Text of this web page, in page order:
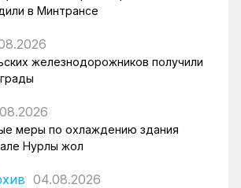
в Минтрансе
железнодорожников получили
меры по охлаждению здания
Нурлы жол
04.08.2026